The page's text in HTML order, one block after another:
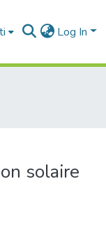
Log In
solaire